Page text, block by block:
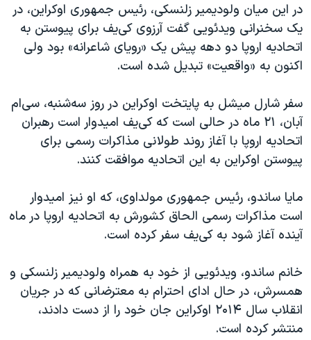
قانون شفافیت دارائی کادر رهبری ایران
اعتراضات مردمی آبان ۹۸
اسرائیل در جنگ
همایش محافظه‌کاران آمریکا «سی‌پک»
صفحه‌های ویژه
سفر پرزیدنت ترامپ به چین
در این میان ولودیمیر زلنسکی، رئیس جمهوری اوکراین، در
یک سخنرانی ویدئویی گفت آرزوی کی‌یف برای پیوستن به
اتحادیه اروپا دو دهه پیش یک «رویای شاعرانه» بود ولی
اکنون به «واقعیت» تبدیل شده است.
سفر شارل میشل به پایتخت اوکراین در روز سه‌شنبه، سی‌ام
آبان، ۲۱ ماه در حالی است که کی‌یف امیدوار است رهبران
اتحادیه اروپا با آغاز روند طولانی مذاکرات رسمی برای
پیوستن اوکراین به این اتحادیه موافقت کنند.
مایا ساندو، رئیس جمهوری مولداوی، که او نیز امیدوار
است مذاکرات رسمی الحاق کشورش به اتحادیه اروپا در ماه
آینده آغاز شود به کی‌یف سفر کرده است.
خانم ساندو، ویدئویی از خود به همراه ولودیمیر زلنسکی و
همسرش، در حال ادای احترام به معترضانی که در جریان
انقلاب سال ۲۰۱۴ اوکراین جان خود را از دست دادند،
منتشر کرده است.